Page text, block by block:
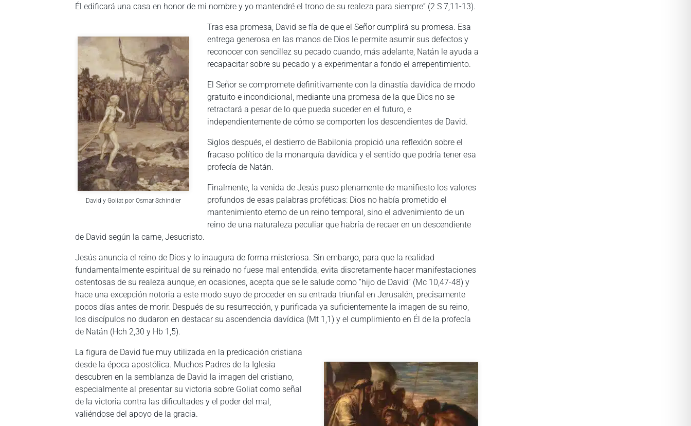
Él edificará una casa en honor de mi nombre y yo mantendré el trono de su realeza para siempre” (2 S 7,11-13).
David y Goliat por Osmar Schindler
Tras esa promesa, David se fía de que el Señor cumplirá su promesa. Esa
entrega generosa en las manos de Dios le permite asumir sus defectos y
reconocer con sencillez su pecado cuando, más adelante, Natán le ayuda a
recapacitar sobre su pecado y a experimentar a fondo el arrepentimiento.
El Señor se compromete definitivamente con la dinastía davídica de modo
gratuito e incondicional, mediante una promesa de la que Dios no se
retractará a pesar de lo que pueda suceder en el futuro, e
independientemente de cómo se comporten los descendientes de David.
Siglos después, el destierro de Babilonia propició una reflexión sobre el
fracaso político de la monarquía davídica y el sentido que podría tener esa
profecía de Natán.
Finalmente, la venida de Jesús puso plenamente de manifiesto los valores
profundos de esas palabras proféticas: Dios no había prometido el
mantenimiento eterno de un reino temporal, sino el advenimiento de un
reino de una naturaleza peculiar que habría de recaer en un descendiente
de David según la carne, Jesucristo.
Jesús anuncia el reino de Dios y lo inaugura de forma misteriosa. Sin embargo, para que la realidad
fundamentalmente espiritual de su reinado no fuese mal entendida, evita discretamente hacer manifestaciones
ostentosas de su realeza aunque, en ocasiones, acepta que se le salude como “hijo de David” (Mc 10,47-48) y
hace una excepción notoria a este modo suyo de proceder en su entrada triunfal en Jerusalén, precisamente
pocos días antes de morir. Después de su resurrección, y purificada ya suficientemente la imagen de su reino,
los discípulos no dudaron en destacar su ascendencia davídica (Mt 1,1) y el cumplimiento en Él de la profecía
de Natán (Hch 2,30 y Hb 1,5).
La figura de David fue muy utilizada en la predicación cristiana
desde la época apostólica. Muchos Padres de la Iglesia
descubren en la semblanza de David la imagen del cristiano,
especialmente al presentar su victoria sobre Goliat como señal
de la victoria contra las dificultades y el poder del mal,
valiéndose del apoyo de la gracia.